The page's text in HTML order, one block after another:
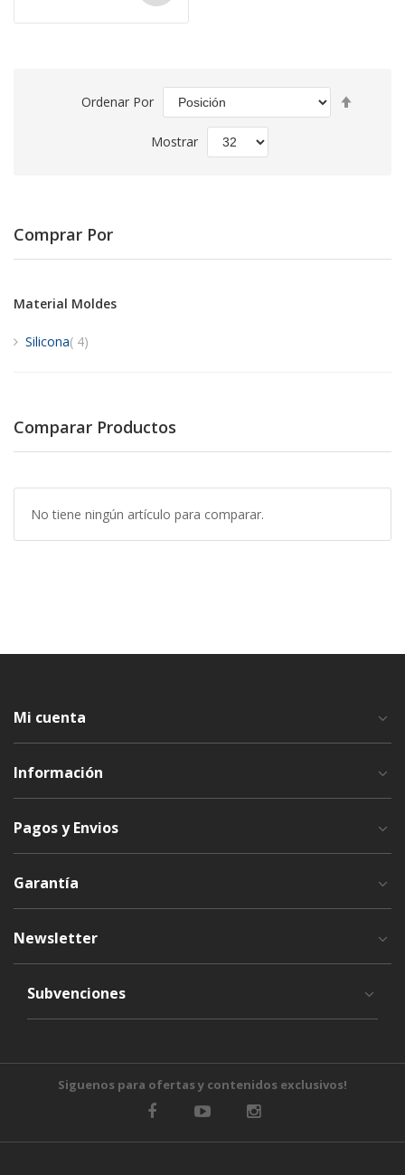
Ordenar Por
Mostrar
Comprar Por
Material Moldes
Silicona 4artículos
Comparar Productos
No tiene ningún artículo para comparar.
Mi cuenta
Información
Pagos y Envios
Garantía
Newsletter
Subvenciones
Siguenos para ofertas y contenidos exclusivos!